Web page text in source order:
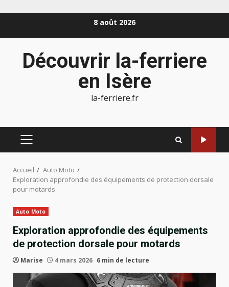
8 août 2026
Découvrir la-ferriere
en Isère
la-ferriere.fr
MENU
Accueil
Auto Moto
Exploration approfondie des équipements de protection dorsale
pour motards
Auto Moto
Exploration approfondie des équipements
de protection dorsale pour motards
Marise 4 mars 2026 6 min de lecture